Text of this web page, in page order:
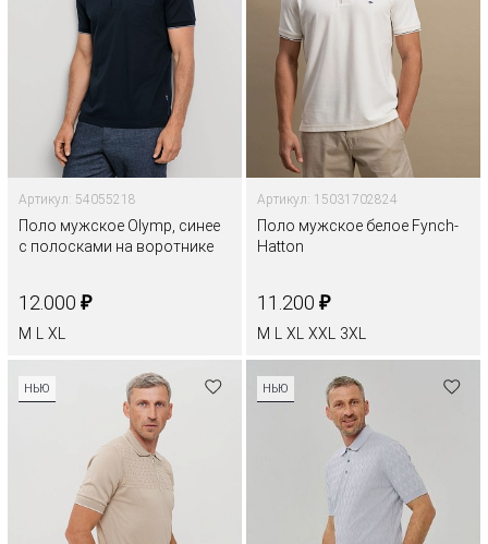
Артикул: 54055218
Поло мужское Olymp, синее
с полосками на воротнике
12.000 ₽
M L XL
Артикул: 15031702824
Поло мужское белое Fynch-
Hatton
11.200 ₽
M L XL XXL 3XL
НЬЮ НЬЮ